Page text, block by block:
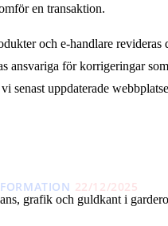
en transaktion.
och e-handlare revideras
ansvariga för korrigeringar
senast uppdaterade
22/12/2025
grafik och guldkant i